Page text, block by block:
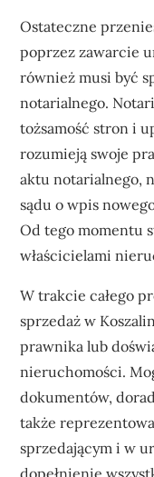
Ostateczne
poprzez zawarcie
również musi być
notarialnego.
tożsamość stron i
rozumieją swoje
aktu notarialnego,
sądu o wpis
Od tego momentu
właścicielami
W trakcie całego
sprzedaż w
prawnika lub
nieruchomości.
dokumentów,
także
sprzedającym i w
dopełnienie